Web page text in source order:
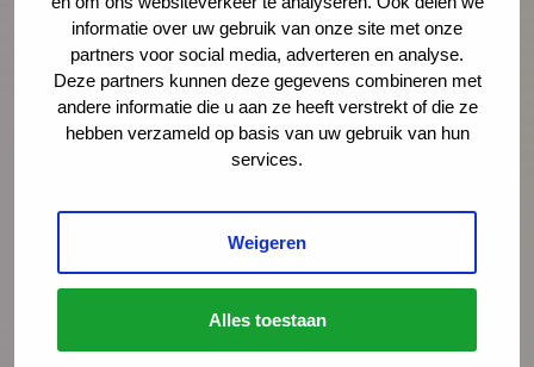
informatie over uw gebruik van onze site met onze
partners voor social media, adverteren en analyse.
Deze partners kunnen deze gegevens combineren met
andere informatie die u aan ze heeft verstrekt of die ze
hebben verzameld op basis van uw gebruik van hun
services.
Weigeren
Alles toestaan
coördinatoren, trajectbegeleiders en een
wethouder over de kracht van het netwerk.
Lees meer